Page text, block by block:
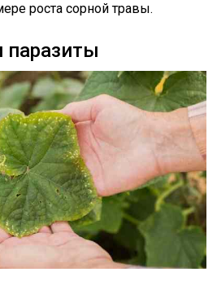
роста сорной травы.
паразиты